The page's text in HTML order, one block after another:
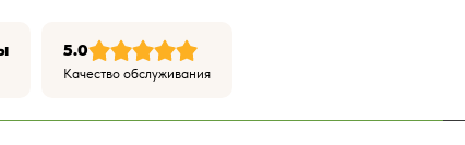
5.0
Качество обслуживания